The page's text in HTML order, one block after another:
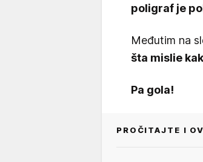
poligraf je
Međutim na
šta mislie
Pa gola!
PROČITAJTE I